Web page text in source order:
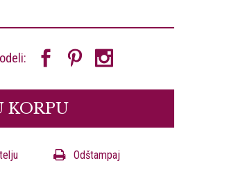
KORPU
Odštampaj